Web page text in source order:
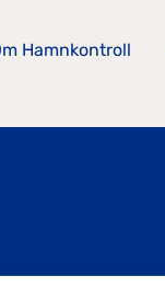
Hamnkontroll